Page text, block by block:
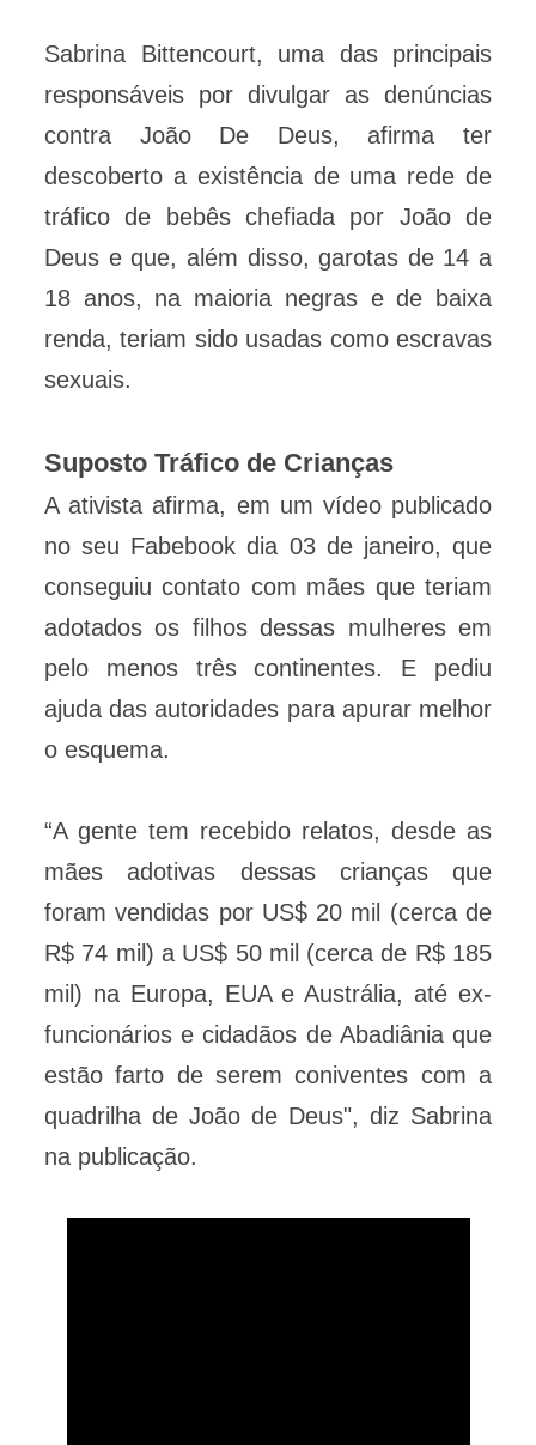
Sabrina Bittencourt, uma das principais
responsáveis por divulgar as denúncias
contra João De Deus, afirma ter
descoberto a existência de uma rede de
tráfico de bebês chefiada por João de
Deus e que, além disso, garotas de 14 a
18 anos, na maioria negras e de baixa
renda, teriam sido usadas como escravas
sexuais.
Suposto Tráfico de Crianças
A ativista afirma, em um vídeo publicado
no seu Fabebook dia 03 de janeiro, que
conseguiu contato com mães que teriam
adotados os filhos dessas mulheres em
pelo menos três continentes. E pediu
ajuda das autoridades para apurar melhor
o esquema.
“A gente tem recebido relatos, desde as
mães adotivas dessas crianças que
foram vendidas por US$ 20 mil (cerca de
R$ 74 mil) a US$ 50 mil (cerca de R$ 185
mil) na Europa, EUA e Austrália, até ex-
funcionários e cidadãos de Abadiânia que
estão farto de serem coniventes com a
quadrilha de João de Deus", diz Sabrina
na publicação.